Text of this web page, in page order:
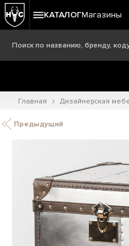
КАТАЛОГМагазины
Главная Дизайнерская
Предыдущий